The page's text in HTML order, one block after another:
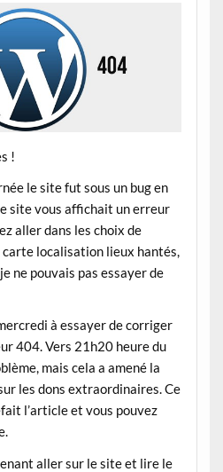
!
le site fut sous un bug en
site vous affichait un erreur
aller dans les choix de
localisation lieux hantés,
ne pouvais pas essayer de
à essayer de corriger
404. Vers 21h20 heure du
mais cela a amené la
les dons extraordinaires. Ce
l’article et vous pouvez
aller sur le site et lire le